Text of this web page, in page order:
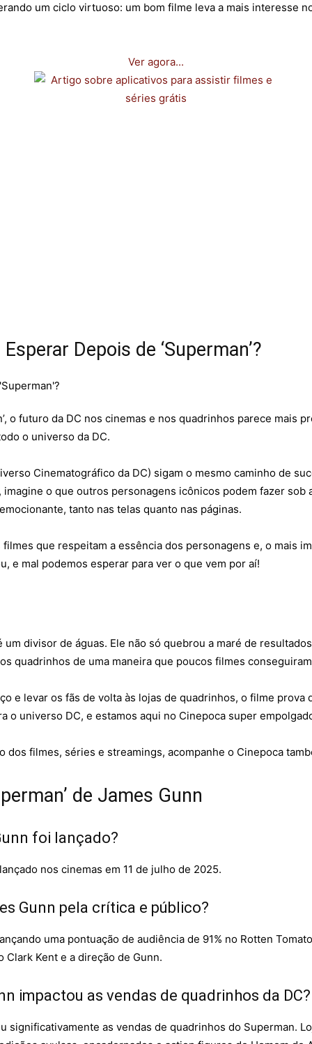
um ciclo virtuoso: um bom filme leva a mais interesse
Ver agora...
Depois de ‘Superman’?
o futuro da DC nos cinemas e nos quadrinhos parece mais
o universo da DC.
Cinematográfico da DC) sigam o mesmo caminho de
o que outros personagens icônicos podem fazer sob
tanto nas telas quanto nas páginas.
que respeitam a essência dos personagens e, o mais
e mal podemos esperar para ver o que vem por aí!
um divisor de águas. Ele não só quebrou a maré de
quadrinhos de uma maneira que poucos filmes
e levar os fãs de volta às lojas de quadrinhos, o filme
universo DC, e estamos aqui no Cinepoca super
filmes, séries e streamings, acompanhe o Cinepoca
de James Gunn
foi lançado?
nos cinemas em 11 de julho de 2025.
Gunn pela crítica e público?
uma pontuação de audiência de 91% no Rotten
Kent e a direção de Gunn.
impactou as vendas de quadrinhos da DC?
as vendas de quadrinhos do Superman.